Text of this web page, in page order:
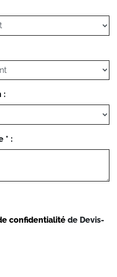
:
* :
confidentialité de Devis-